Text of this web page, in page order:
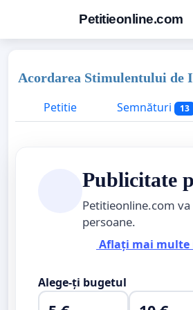
Petitieonline.com
Acordarea Stimulentului de
Petitie
Semnături 13
Publicitate
Petitieonline.com
persoane.
Aflați mai
Alege-ți bugetul